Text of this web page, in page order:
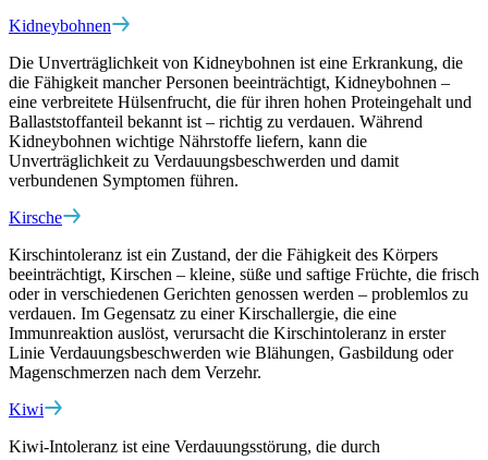
Kidneybohnen
Die Unverträglichkeit von Kidneybohnen ist eine Erkrankung, die
die Fähigkeit mancher Personen beeinträchtigt, Kidneybohnen –
eine verbreitete Hülsenfrucht, die für ihren hohen Proteingehalt und
Ballaststoffanteil bekannt ist – richtig zu verdauen. Während
Kidneybohnen wichtige Nährstoffe liefern, kann die
Unverträglichkeit zu Verdauungsbeschwerden und damit
verbundenen Symptomen führen.
Kirsche
Kirschintoleranz ist ein Zustand, der die Fähigkeit des Körpers
beeinträchtigt, Kirschen – kleine, süße und saftige Früchte, die frisch
oder in verschiedenen Gerichten genossen werden – problemlos zu
verdauen. Im Gegensatz zu einer Kirschallergie, die eine
Immunreaktion auslöst, verursacht die Kirschintoleranz in erster
Linie Verdauungsbeschwerden wie Blähungen, Gasbildung oder
Magenschmerzen nach dem Verzehr.
Kiwi
Kiwi-Intoleranz ist eine Verdauungsstörung, die durch